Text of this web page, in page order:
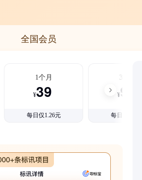
全国会员
1个月
¥39
每日仅1.26元
3个月
¥99
每日仅1.08元